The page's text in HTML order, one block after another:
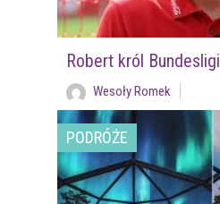
Robert król Bundesligi
Wesoły Romek
PODRÓŻE